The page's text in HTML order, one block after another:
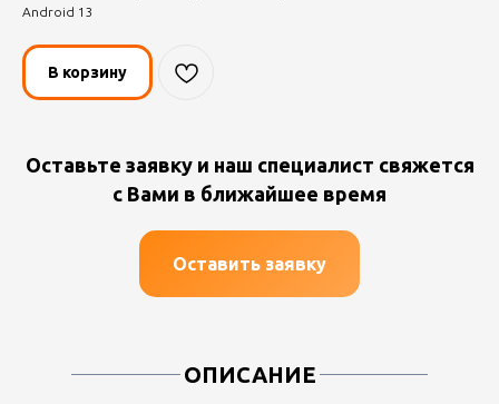
Android 13
В корзину
Оставьте заявку и наш специалист свяжется
с Вами в ближайшее время
Оставить заявку
ОПИСАНИЕ